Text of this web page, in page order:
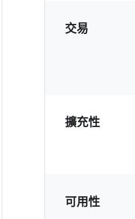
交易
擴充性
可用性